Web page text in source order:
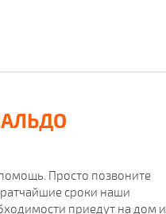
Просто позвоните
сроки наши
приедут на дом и